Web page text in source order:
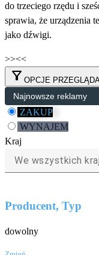
do trzeciego rzędu i
sprawia, że urządzenia
jako dźwigi.
>><<
filter_alt OPCJE
ZAKUP
WYNAJEM
Kraj
We wszystkich
Producent, Typ
dowolny